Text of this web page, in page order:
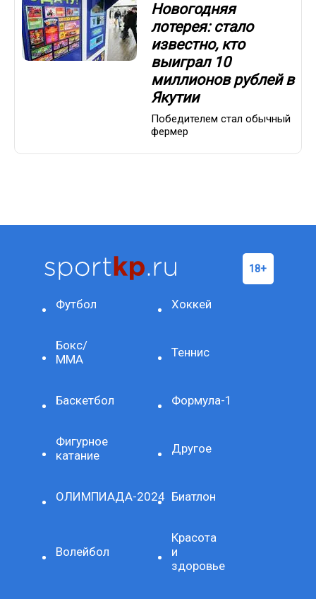
Новогодняя
лотерея: стало
известно, кто
выиграл 10
миллионов рублей в
Якутии
Победителем стал обычный
фермер
Футбол Хоккей
Бокс/
ММА
Теннис
Баскетбол Формула-1
Фигурное
катание
Другое
ОЛИМПИАДА-2024 Биатлон
Волейбол
Красота
и
здоровье